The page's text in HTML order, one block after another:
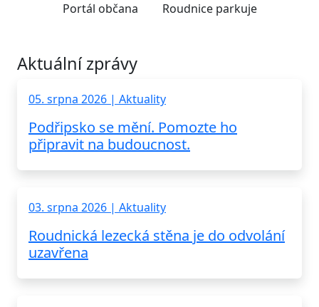
Portál občana Roudnice parkuje
Aktuální zprávy
05. srpna 2026 | Aktuality
Podřipsko se mění. Pomozte ho
připravit na budoucnost.
03. srpna 2026 | Aktuality
Roudnická lezecká stěna je do odvolání
uzavřena